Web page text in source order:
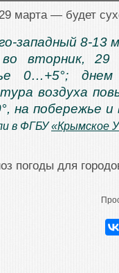
марта — будет
западный 8-13
во вторник,
0…+5°;
воздуха
на побережье
в ФГБУ«Крымское
погоды для